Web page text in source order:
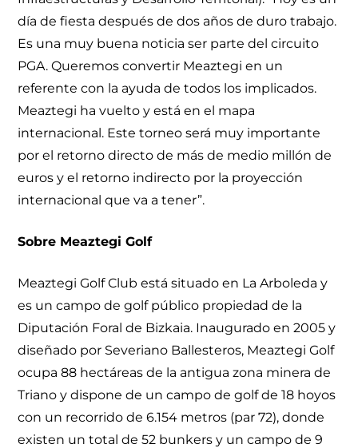
día de fiesta después de dos años de duro trabajo.
Es una muy buena noticia ser parte del circuito
PGA. Queremos convertir Meaztegi en un
referente con la ayuda de todos los implicados.
Meaztegi ha vuelto y está en el mapa
internacional. Este torneo será muy importante
por el retorno directo de más de medio millón de
euros y el retorno indirecto por la proyección
internacional que va a tener”.
Sobre Meaztegi Golf
Meaztegi Golf Club está situado en La Arboleda y
es un campo de golf público propiedad de la
Diputación Foral de Bizkaia. Inaugurado en 2005 y
diseñado por Severiano Ballesteros, Meaztegi Golf
ocupa 88 hectáreas de la antigua zona minera de
Triano y dispone de un campo de golf de 18 hoyos
con un recorrido de 6.154 metros (par 72), donde
existen un total de 52 bunkers y un campo de 9